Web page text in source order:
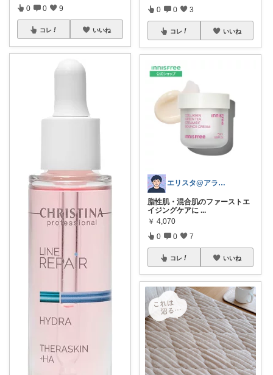
0 0 9
コレ いいね
0 0 3
コレ いいね
エリスタ@アラサースキンケア&ガジェット
脂性肌・混合肌のファーストエ
イジングケアに ...
￥ 4,070
0 0 7
コレ いいね